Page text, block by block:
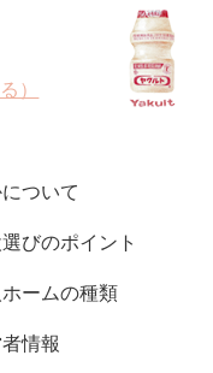
）
ついて
びのポイント
ームの種類
情報